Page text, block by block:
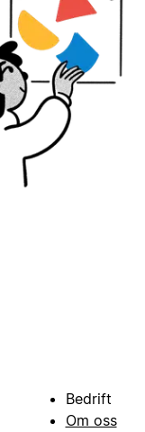
Bedrift
Om oss